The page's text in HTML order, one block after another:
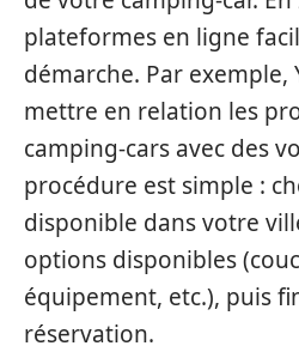
plateformes en ligne
démarche. Par exemple,
mettre en relation les
camping-cars avec des
procédure est simple :
disponible dans votre
options disponibles
équipement, etc.), puis
réservation.